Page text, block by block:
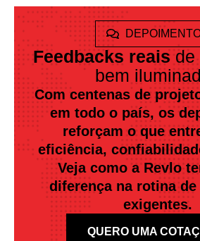
Feedbacks reaisde
bem
Com centenas de
em todo o país, os
reforçam o que
eficiência,
Veja como a Revlo
diferença na rotina de
exigentes.
QUERO UMA